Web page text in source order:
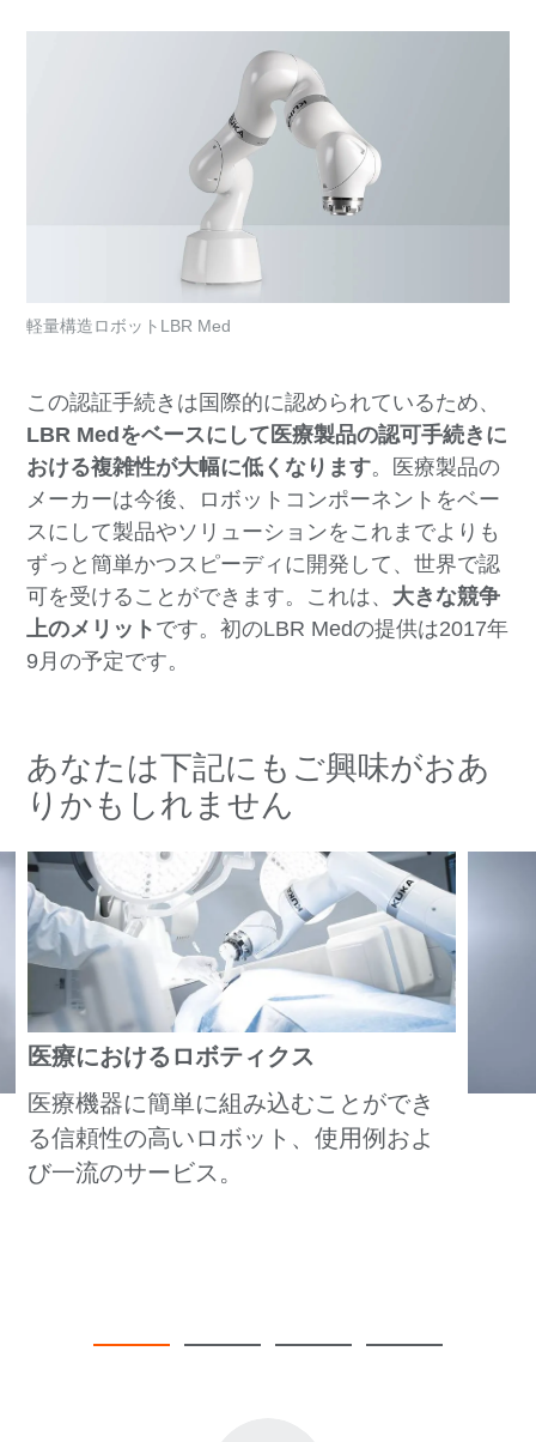
軽量構造ロボットLBR Med
この認証手続きは国際的に認められているため、
LBR Medをベースにして医療製品の認可手続きに
おける複雑性が大幅に低くなります。医療製品の
メーカーは今後、ロボットコンポーネントをベー
スにして製品やソリューションをこれまでよりも
ずっと簡単かつスピーディに開発して、世界で認
可を受けることができます。これは、 大きな競争
上のメリット です。初のLBR Medの提供は2017年
9月の予定です。
あなたは下記にもご興味がおあ
りかもしれません
医療におけるロボティクス
医療機器に簡単に組み込むことができ
る信頼性の高いロボット、使用例およ
び一流のサービス。